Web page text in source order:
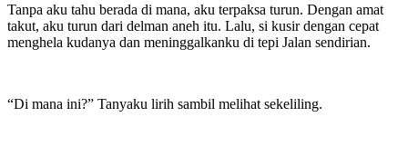
Tanpa aku tahu berada di mana, aku terpaksa turun. Dengan amat
takut, aku turun dari delman aneh itu. Lalu, si kusir dengan cepat
menghela kudanya dan meninggalkanku di tepi Jalan sendirian.
“Di mana ini?” Tanyaku lirih sambil melihat sekeliling.